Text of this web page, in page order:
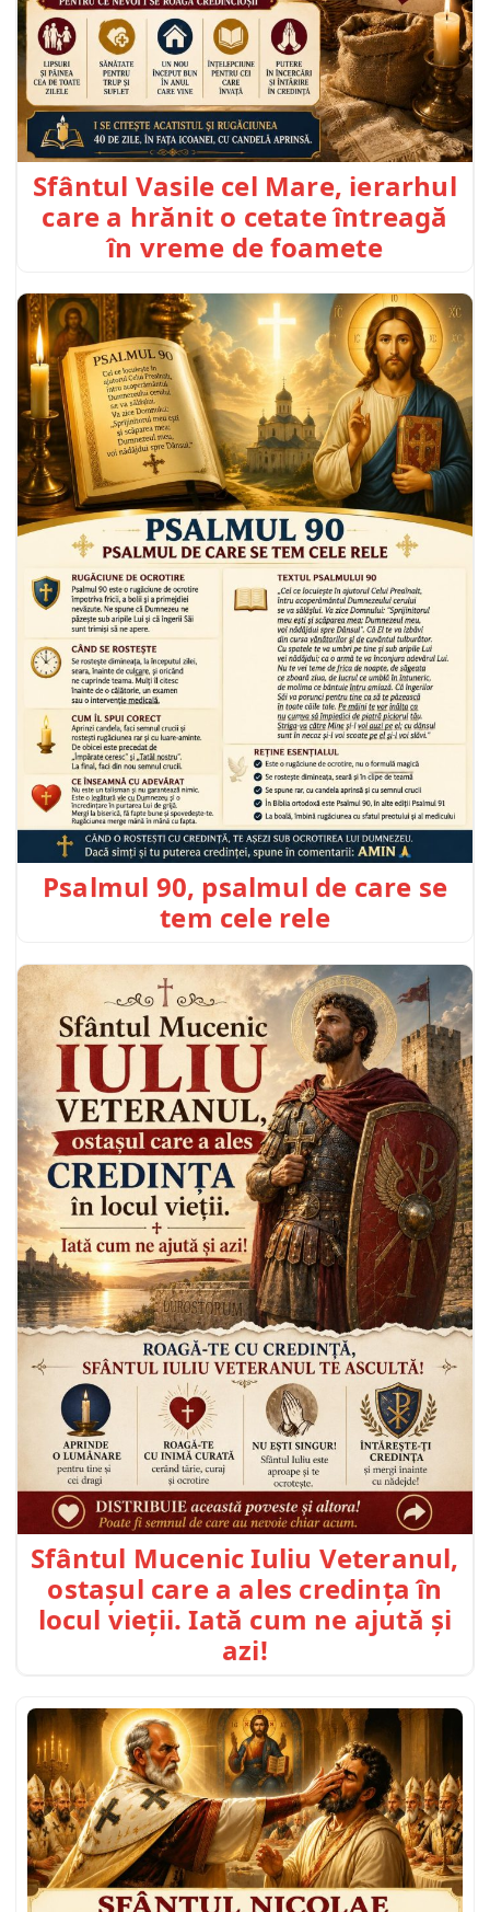
Sfântul Vasile cel Mare, ierarhul
care a hrănit o cetate întreagă
în vreme de foamete
Psalmul 90, psalmul de care se
tem cele rele
Sfântul Mucenic Iuliu Veteranul,
ostașul care a ales credința în
locul vieții. Iată cum ne ajută și
azi!